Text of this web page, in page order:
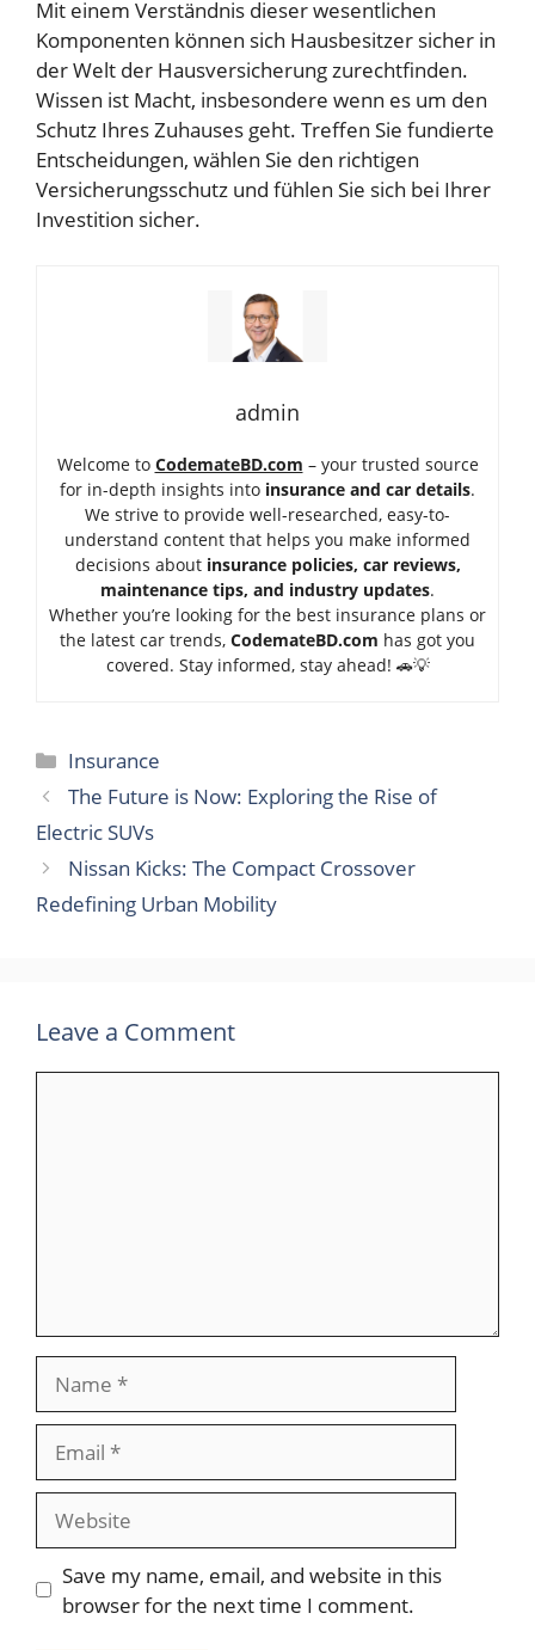
Mit einem Verständnis dieser wesentlichen
Komponenten können sich Hausbesitzer sicher in
der Welt der Hausversicherung zurechtfinden.
Wissen ist Macht, insbesondere wenn es um den
Schutz Ihres Zuhauses geht. Treffen Sie fundierte
Entscheidungen, wählen Sie den richtigen
Versicherungsschutz und fühlen Sie sich bei Ihrer
Investition sicher.
admin
Welcome to CodemateBD.com – your trusted source
for in-depth insights into insurance and car details.
We strive to provide well-researched, easy-to-
understand content that helps you make informed
decisions about insurance policies, car reviews,
maintenance tips, and industry updates.
Whether you’re looking for the best insurance plans or
the latest car trends, CodemateBD.com has got you
covered. Stay informed, stay ahead! 🚗💡
Categories
Insurance
The Future is Now: Exploring the Rise of
Electric SUVs
Nissan Kicks: The Compact Crossover
Redefining Urban Mobility
Leave a Comment
Website
Save my name, email, and website in this
browser for the next time I comment.